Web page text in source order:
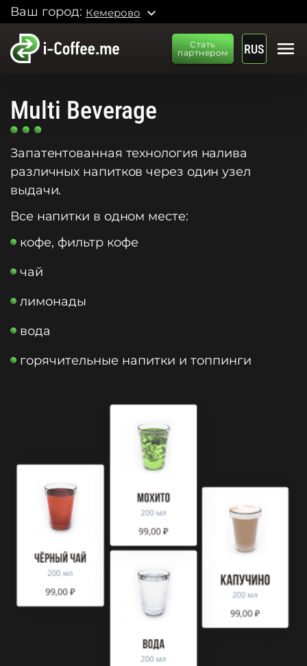
Ваш город: Кемерово expand_more
Стать
партнером
RUS menu
Multi Beverage
Запатентованная технология налива
различных напитков через один узел
выдачи.
Все напитки в одном месте:
кофе, фильтр кофе
чай
лимонады
вода
горячительные напитки и топпинги